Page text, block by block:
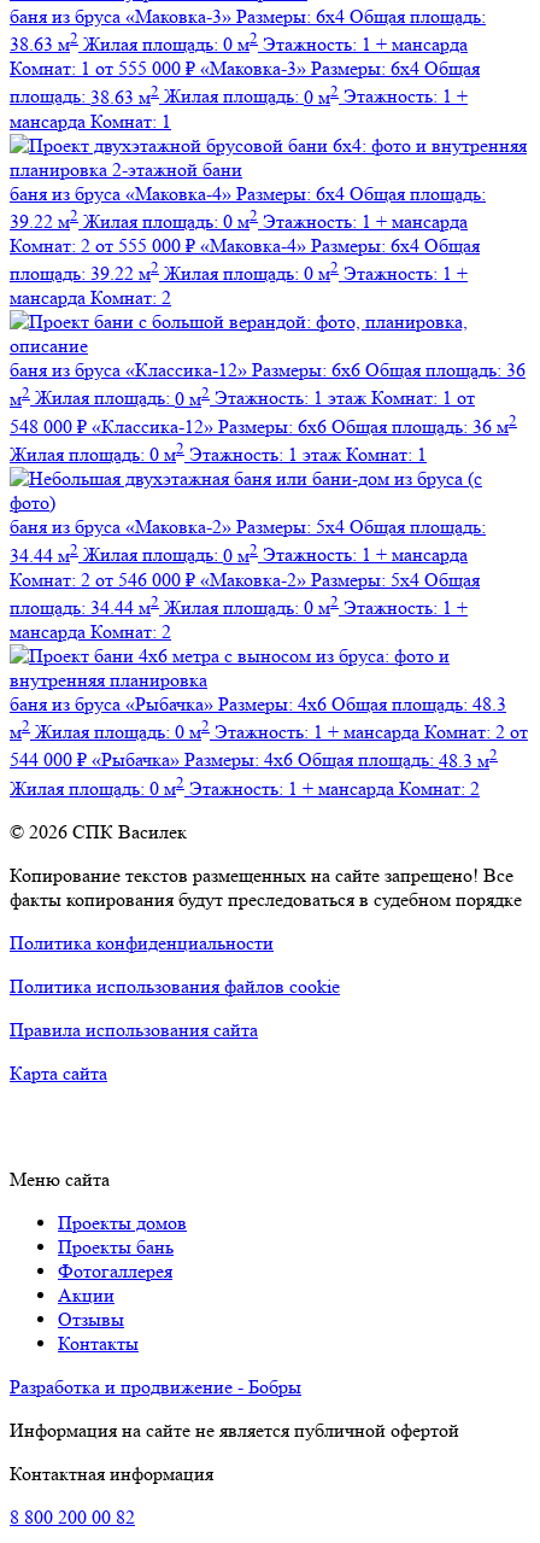
баня из бруса «Маковка-3» Размеры: 6х4 Общая площадь:
38.63 м2 Жилая площадь: 0 м2 Этажность: 1 + мансарда
Комнат: 1 от 555 000 ₽ «Маковка-3» Размеры: 6х4 Общая
площадь: 38.63 м2 Жилая площадь: 0 м2 Этажность: 1 +
мансарда Комнат: 1
баня из бруса «Маковка-4» Размеры: 6х4 Общая площадь:
39.22 м2 Жилая площадь: 0 м2 Этажность: 1 + мансарда
Комнат: 2 от 555 000 ₽ «Маковка-4» Размеры: 6х4 Общая
площадь: 39.22 м2 Жилая площадь: 0 м2 Этажность: 1 +
мансарда Комнат: 2
баня из бруса «Классика-12» Размеры: 6х6 Общая площадь: 36
м2 Жилая площадь: 0 м2 Этажность: 1 этаж Комнат: 1 от
548 000 ₽ «Классика-12» Размеры: 6х6 Общая площадь: 36 м2
Жилая площадь: 0 м2 Этажность: 1 этаж Комнат: 1
баня из бруса «Маковка-2» Размеры: 5х4 Общая площадь:
34.44 м2 Жилая площадь: 0 м2 Этажность: 1 + мансарда
Комнат: 2 от 546 000 ₽ «Маковка-2» Размеры: 5х4 Общая
площадь: 34.44 м2 Жилая площадь: 0 м2 Этажность: 1 +
мансарда Комнат: 2
баня из бруса «Рыбачка» Размеры: 4х6 Общая площадь: 48.3
м2 Жилая площадь: 0 м2 Этажность: 1 + мансарда Комнат: 2 от
544 000 ₽ «Рыбачка» Размеры: 4х6 Общая площадь: 48.3 м2
Жилая площадь: 0 м2 Этажность: 1 + мансарда Комнат: 2
© 2026 СПК Василек
Копирование текстов размещенных на сайте запрещено! Все
факты копирования будут преследоваться в судебном порядке
Политика конфиденциальности
Политика использования файлов cookie
Правила использования сайта
Карта сайта
Меню сайта
Проекты домов
Проекты бань
Фотогаллерея
Акции
Отзывы
Контакты
Разработка и продвижение - Бобры
Информация на сайте не является публичной офертой
Контактная информация
8 800 200 00 82